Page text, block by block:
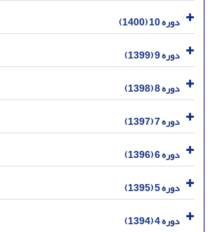
دوره 10 (1400)
دوره 9 (1399)
دوره 8 (1398)
دوره 7 (1397)
دوره 6 (1396)
دوره 5 (1395)
دوره 4 (1394)